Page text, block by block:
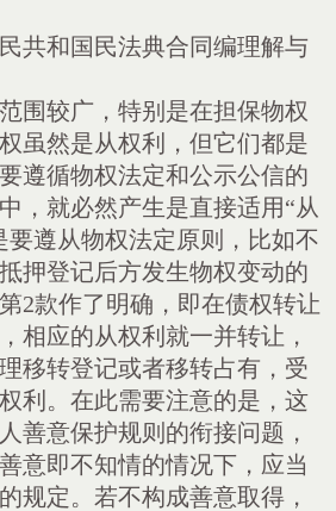
共和国民法典合同编理解与
围较广，特别是在担保物权
虽然是从权利，但它们都是
遵循物权法定和公示公信的
，就必然产生是直接适用“从
要遵从物权法定原则，比如不
押登记后方发生物权变动的
2款作了明确，即在债权转让
相应的从权利就一并转让，
移转登记或者移转占有，受
利。在此需要注意的是，这
善意保护规则的衔接问题，
意即不知情的情况下，应当
规定。若不构成善意取得，